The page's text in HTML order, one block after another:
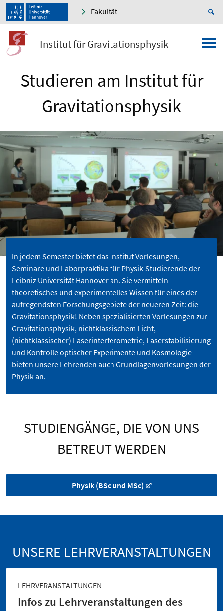
Fakultät
Institut für Gravitationsphysik
Studieren am Institut für
Gravitationsphysik
In jedem Semester bietet das Institut Vorlesungen,
Seminare und Laborpraktika für Physik-Studierende der
Leibniz Universität Hannover an. Sie vermitteln
theoretisches und experimentelles Wissen für eines der
aufregendsten Forschungsgebiete der neueren Zeit: die
Gravitationsphysik! Neben spezialisierten Vorlesungen zur
Gravitationsphysik, nichtklassischem Licht,
(nichtklassischer) Laserinterferometrie, Laserstabilisierung
und Kontrolle optischer Experimente und Kosmologie
bieten unsere Lehrenden auch Grundlagenvorlesungen der
Physik an.
STUDIENGÄNGE, DIE VON UNS
BETREUT WERDEN
Physik (BSc und MSc)
UNSERE LEHRVERANSTALTUNGEN
LEHRVERANSTALTUNGEN
Infos zu Lehrveranstaltungen des